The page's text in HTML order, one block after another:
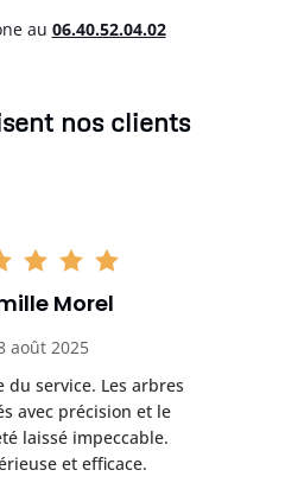
au 06.40.52.04.02
nos clients
Morel
août 2025
du service. Les arbres
avec précision et le
laissé impeccable.
et efficace.